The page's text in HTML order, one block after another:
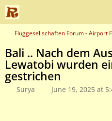
Fluggesellschaften Forum - Airport
Bali .. Nach dem
Lewatobi wurden
gestrichen
Surya June 19, 2025 at